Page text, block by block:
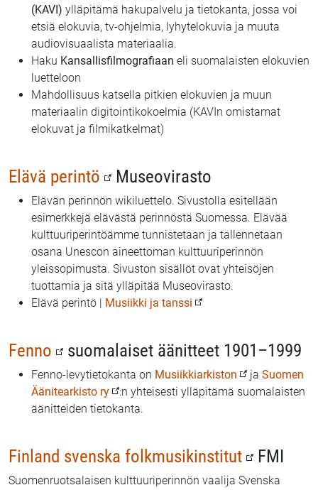
(KAVI) ylläpitämä hakupalvelu ja tietokanta, jossa voi
etsiä elokuvia, tv-ohjelmia, lyhytelokuvia ja muuta
audiovisuaalista materiaalia.
Haku Kansallisfilmografiaan eli suomalaisten elokuvien
luetteloon
Mahdollisuus katsella pitkien elokuvien ja muun
materiaalin digitointikokoelmia (KAVIn omistamat
elokuvat ja filmikatkelmat)
Elävä perintö Museovirasto
Elävän perinnön wikiluettelo. Sivustolla esitellään
esimerkkejä elävästä perinnöstä Suomessa. Elävää
kulttuuriperintöämme tunnistetaan ja tallennetaan
osana Unescon aineettoman kulttuuriperinnön
yleissopimusta. Sivuston sisällöt ovat yhteisöjen
tuottamia ja sitä ylläpitää Museovirasto.
Elävä perintö | Musiikki ja tanssi
Fenno suomalaiset äänitteet 1901–1999
Fenno-levytietokanta on Musiikkiarkiston ja Suomen
Äänitearkisto ry
:n yhteisesti ylläpitämä suomalaisten
äänitteiden tietokanta.
Finland svenska folkmusikinstitut FMI
Suomenruotsalaisen kulttuuriperinnön vaalija Svenska